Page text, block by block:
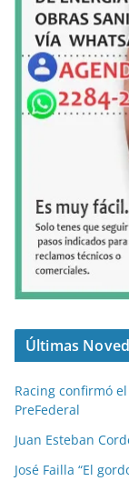
Últimas
Racing confirmó
PreFederal
Juan Esteban
José Failla “El